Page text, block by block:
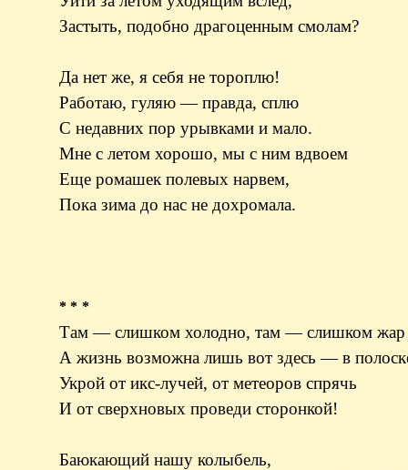
Застыть, подобно драгоценным смолам?
Да нет же, я себя не тороплю!
Работаю, гуляю — правда, сплю
С недавних пор урывками и мало.
Мне с летом хорошо, мы с ним вдвоем
Еще ромашек полевых нарвем,
Пока зима до нас не дохромала.
* * *
Там — слишком холодно, там — слишком жар
А жизнь возможна лишь вот здесь — в
Укрой от икс-лучей, от метеоров спрячь
И от сверхновых проведи сторонкой!
Баюкающий нашу колыбель,